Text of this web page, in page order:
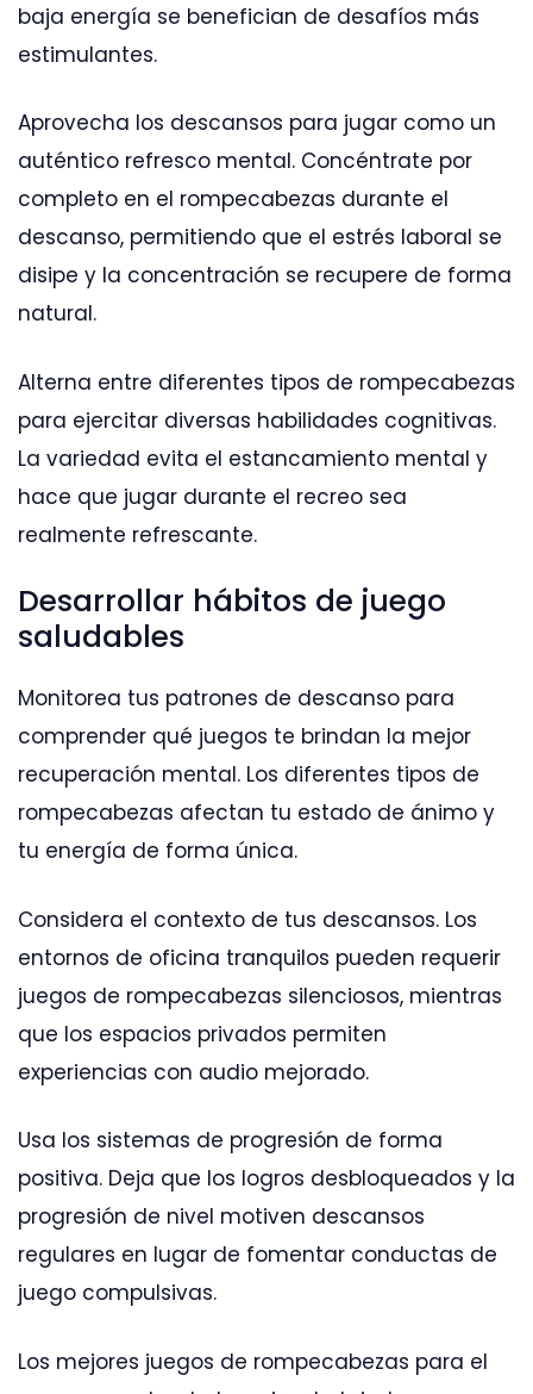
baja energía se benefician de desafíos más
estimulantes.
Aprovecha los descansos para jugar como un
auténtico refresco mental. Concéntrate por
completo en el rompecabezas durante el
descanso, permitiendo que el estrés laboral se
disipe y la concentración se recupere de forma
natural.
Alterna entre diferentes tipos de rompecabezas
para ejercitar diversas habilidades cognitivas.
La variedad evita el estancamiento mental y
hace que jugar durante el recreo sea
realmente refrescante.
Desarrollar hábitos de juego
saludables
Monitorea tus patrones de descanso para
comprender qué juegos te brindan la mejor
recuperación mental. Los diferentes tipos de
rompecabezas afectan tu estado de ánimo y
tu energía de forma única.
Considera el contexto de tus descansos. Los
entornos de oficina tranquilos pueden requerir
juegos de rompecabezas silenciosos, mientras
que los espacios privados permiten
experiencias con audio mejorado.
Usa los sistemas de progresión de forma
positiva. Deja que los logros desbloqueados y la
progresión de nivel motiven descansos
regulares en lugar de fomentar conductas de
juego compulsivas.
Los mejores juegos de rompecabezas para el